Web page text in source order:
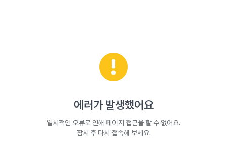
에러가 발생했어요
일시적인 오류로 인해 페이지 접근을 할 수 없어요.
잠시 후 다시 접속해 보세요.